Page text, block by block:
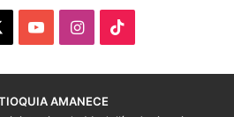
YouTubeInstagram
AMANECE